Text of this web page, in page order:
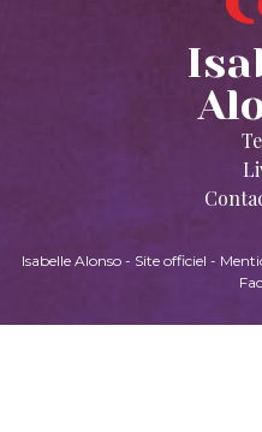
Isabelle Alonso - Site officiel -